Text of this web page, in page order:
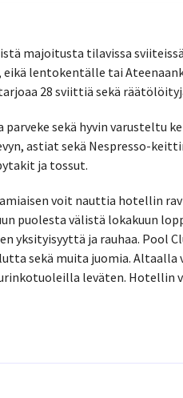
majoitusta tilavissa
eikä lentokentälle tai
28 sviittiä sekä
parveke sekä hyvin varusteltu
astiat sekä Nespresso-
ja tossut.
voit nauttia hotellin
puolesta välistä lokakuun
yksityisyyttä ja rauhaa. Pool
sekä muita juomia.
leväten. Hotellin